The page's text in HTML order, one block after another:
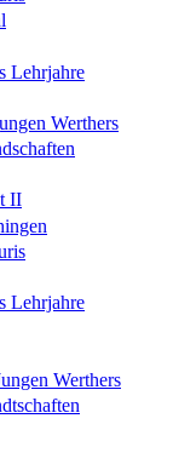
Lehrjahre
Werthers
II
Lehrjahre
Werthers